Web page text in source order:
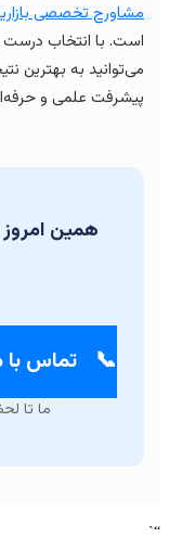
تخصصی بازاریابی،
با انتخاب درست و
به بهترین
علمی و حرفه‌ای خود
همین امروز
تماس با مشاوران
ما تا لحظه